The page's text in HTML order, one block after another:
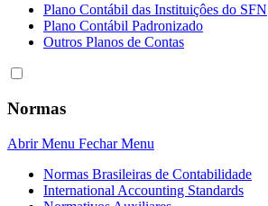
Plano Contábil das Instituiçôes do SFN
Plano Contábil Padronizado
Outros Planos de Contas
Normas
Abrir Menu Fechar Menu
Normas Brasileiras de Contabilidade
International Accounting Standards